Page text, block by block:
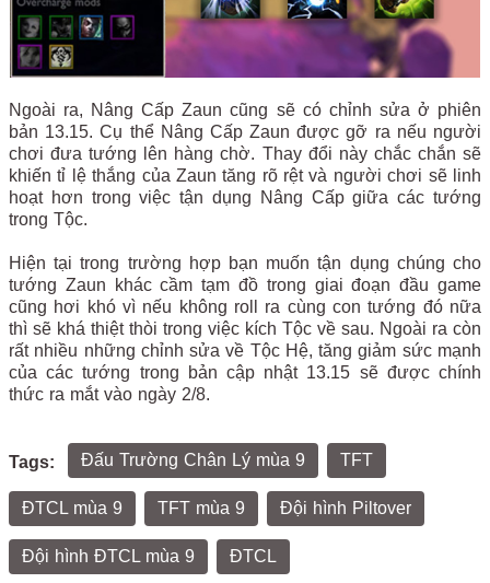
Ngoài ra, Nâng Cấp Zaun cũng sẽ có chỉnh sửa ở phiên
bản 13.15. Cụ thể Nâng Cấp Zaun được gỡ ra nếu người
chơi đưa tướng lên hàng chờ. Thay đổi này chắc chắn sẽ
khiến tỉ lệ thắng của Zaun tăng rõ rệt và người chơi sẽ linh
hoạt hơn trong việc tận dụng Nâng Cấp giữa các tướng
trong Tộc.
Hiện tại trong trường hợp bạn muốn tận dụng chúng cho
tướng Zaun khác cầm tạm đồ trong giai đoạn đầu game
cũng hơi khó vì nếu không roll ra cùng con tướng đó nữa
thì sẽ khá thiệt thòi trong việc kích Tộc về sau. Ngoài ra còn
rất nhiều những chỉnh sửa về Tộc Hệ, tăng giảm sức mạnh
của các tướng trong bản cập nhật 13.15 sẽ được chính
thức ra mắt vào ngày 2/8.
Tags: Đấu Trường Chân Lý mùa 9 TFT
ĐTCL mùa 9 TFT mùa 9 Đội hình Piltover
Đội hình ĐTCL mùa 9 ĐTCL